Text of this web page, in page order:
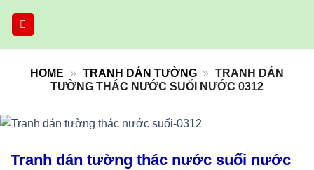
HOME » TRANH DÁN TƯỜNG » TRANH DÁN
TƯỜNG THÁC NƯỚC SUỐI NƯỚC 0312
Tranh dán tường thác nước suối nước